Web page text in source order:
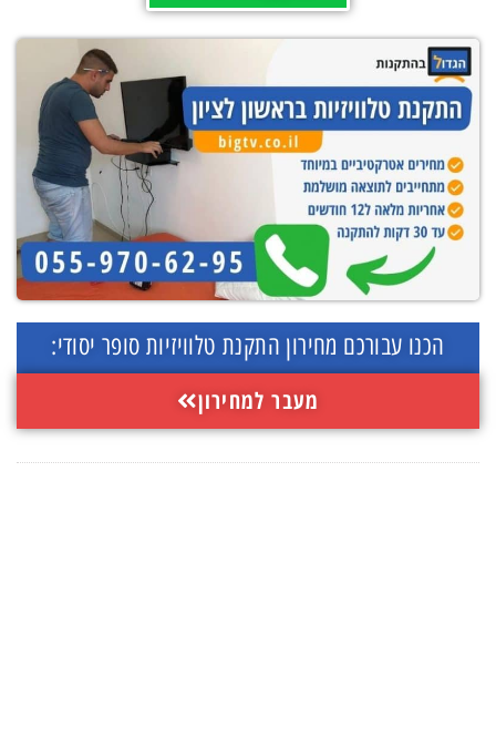
הכנו עבורכם מחירון התקנת טלוויזיות סופר יסודי:
מעבר למחירון